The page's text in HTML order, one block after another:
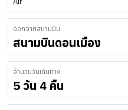
ออกจากสนามบิน
สนามบินดอนเมือง
จำนวนวันเดินทาง
5 วัน 4 คืน